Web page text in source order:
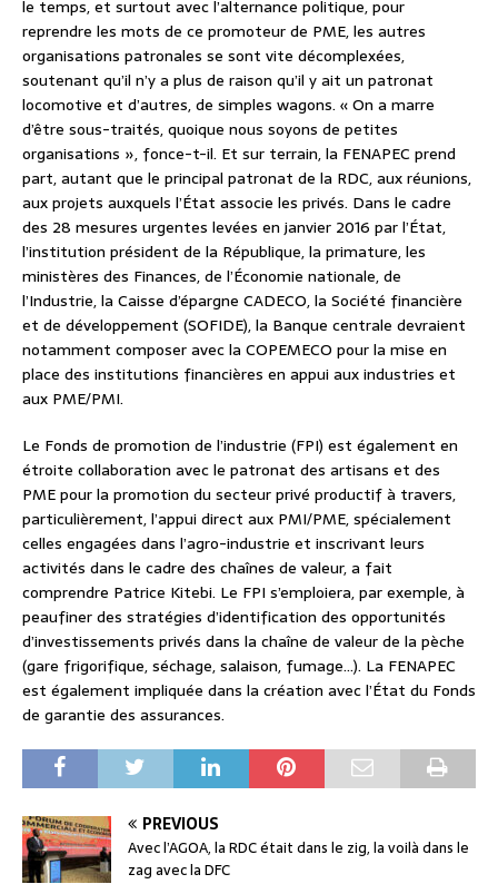
le temps, et surtout avec l’alternance politique, pour
reprendre les mots de ce promoteur de PME, les autres
organisations patronales se sont vite décomplexées,
soutenant qu’il n’y a plus de raison qu’il y ait un patronat
locomotive et d’autres, de simples wagons. « On a marre
d’être sous-traités, quoique nous soyons de petites
organisations », fonce-t-il. Et sur terrain, la FENAPEC prend
part, autant que le principal patronat de la RDC, aux réunions,
aux projets auxquels l’État associe les privés. Dans le cadre
des 28 mesures urgentes levées en janvier 2016 par l’État,
l’institution président de la République, la primature, les
ministères des Finances, de l’Économie nationale, de
l’Industrie, la Caisse d’épargne CADECO, la Société financière
et de développement (SOFIDE), la Banque centrale devraient
notamment composer avec la COPEMECO pour la mise en
place des institutions financières en appui aux industries et
aux PME/PMI.
Le Fonds de promotion de l’industrie (FPI) est également en
étroite collaboration avec le patronat des artisans et des
PME pour la promotion du secteur privé productif à travers,
particulièrement, l’appui direct aux PMI/PME, spécialement
celles engagées dans l’agro-industrie et inscrivant leurs
activités dans le cadre des chaînes de valeur, a fait
comprendre Patrice Kitebi. Le FPI s’emploiera, par exemple, à
peaufiner des stratégies d’identification des opportunités
d’investissements privés dans la chaîne de valeur de la pèche
(gare frigorifique, séchage, salaison, fumage…). La FENAPEC
est également impliquée dans la création avec l’État du Fonds
de garantie des assurances.
PREVIOUS
Avec l’AGOA, la RDC était dans le zig, la voilà dans le
zag avec la DFC